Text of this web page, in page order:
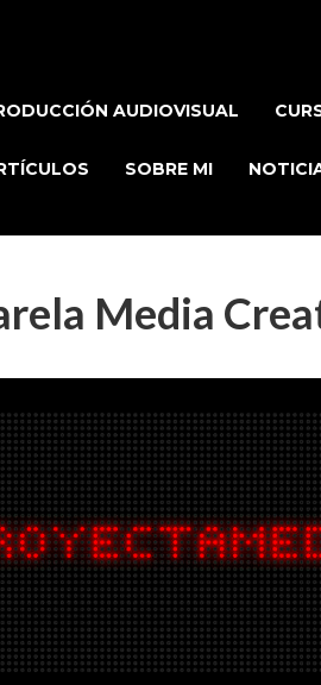
AUDIOVISUAL
SOBRE MI
Media